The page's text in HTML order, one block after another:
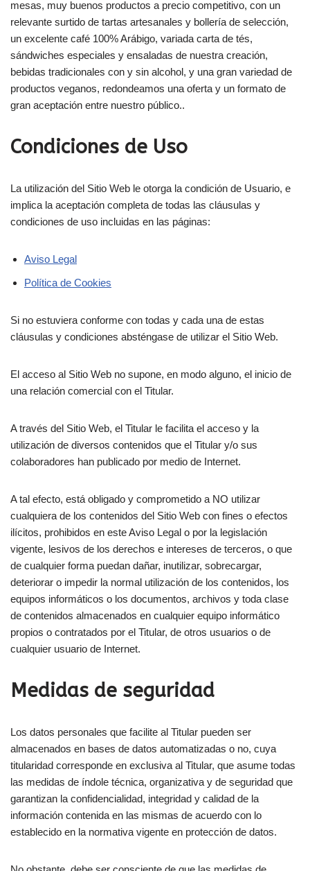
mesas, muy buenos productos a precio competitivo, con un
relevante surtido de tartas artesanales y bollería de selección,
un excelente café 100% Arábigo, variada carta de tés,
sándwiches especiales y ensaladas de nuestra creación,
bebidas tradicionales con y sin alcohol, y una gran variedad de
productos veganos, redondeamos una oferta y un formato de
gran aceptación entre nuestro público..
Condiciones de Uso
La utilización del Sitio Web le otorga la condición de Usuario, e
implica la aceptación completa de todas las cláusulas y
condiciones de uso incluidas en las páginas:
Aviso Legal
Política de Cookies
Si no estuviera conforme con todas y cada una de estas
cláusulas y condiciones absténgase de utilizar el Sitio Web.
El acceso al Sitio Web no supone, en modo alguno, el inicio de
una relación comercial con el Titular.
A través del Sitio Web, el Titular le facilita el acceso y la
utilización de diversos contenidos que el Titular y/o sus
colaboradores han publicado por medio de Internet.
A tal efecto, está obligado y comprometido a NO utilizar
cualquiera de los contenidos del Sitio Web con fines o efectos
ilícitos, prohibidos en este Aviso Legal o por la legislación
vigente, lesivos de los derechos e intereses de terceros, o que
de cualquier forma puedan dañar, inutilizar, sobrecargar,
deteriorar o impedir la normal utilización de los contenidos, los
equipos informáticos o los documentos, archivos y toda clase
de contenidos almacenados en cualquier equipo informático
propios o contratados por el Titular, de otros usuarios o de
cualquier usuario de Internet.
Medidas de seguridad
Los datos personales que facilite al Titular pueden ser
almacenados en bases de datos automatizadas o no, cuya
titularidad corresponde en exclusiva al Titular, que asume todas
las medidas de índole técnica, organizativa y de seguridad que
garantizan la confidencialidad, integridad y calidad de la
información contenida en las mismas de acuerdo con lo
establecido en la normativa vigente en protección de datos.